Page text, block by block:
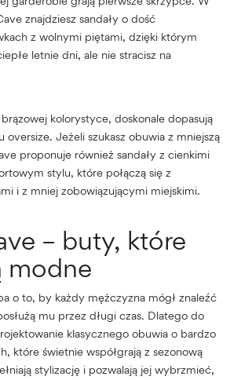
znajdziesz sandały o dość
z wolnymi piętami, dzięki którym
letnie dni, ale nie stracisz na
kolorystyce, doskonale dopasują
oversize. Jeżeli szukasz obuwia z mniejszą
proponuje również sandały z cienkimi
stylu, które połączą się z
i z mniej zobowiązującymi miejskimi.
– buty, które
modne
o to, by każdy mężczyzna mógł znaleźć
mu przez długi czas. Dlatego do
klasycznego obuwia o bardzo
które świetnie współgrają z sezonową
stylizację i pozwalają jej wybrzmieć,